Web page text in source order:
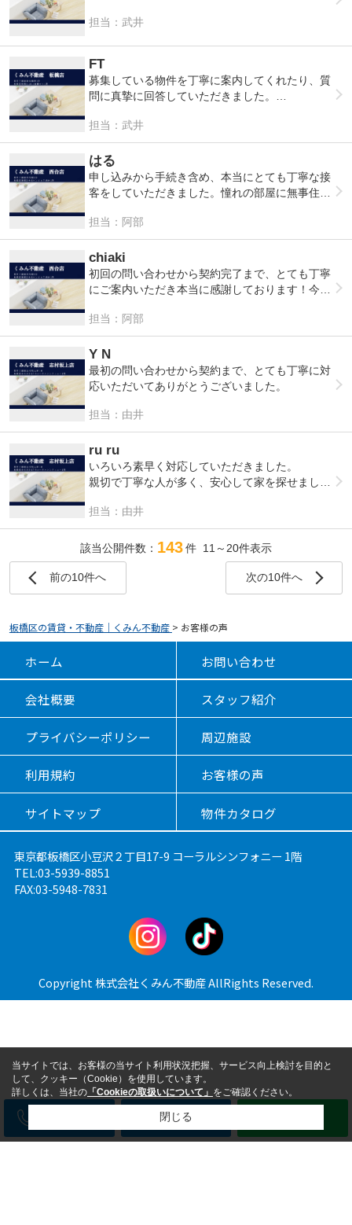
担当：武井
FT
募集している物件を丁寧に案内してくれたり、質
問に真摯に回答していただきました。
担当：武井
はる
申し込みから手続き含め、本当にとても丁寧な接
客をしていただきました。憧れの部屋に無事住む
変お世話になりました。美味しいラーメン屋等地
域情報も教えていただき、これからの生活が楽し
みです！
担当：阿部
chiaki
初回の問い合わせから契約完了まで、とても丁寧
にご案内いただき本当に感謝しております！今後
す。引き続きよろしくお願いいたします。
担当：阿部
Y N
最初の問い合わせから契約まで、とても丁寧に対
応いただいてありがとうございました。
担当：由井
ru ru
いろいろ素早く対応していただきました。
親切で丁寧な人が多く、安心して家を探せまし
担当：由井
該当公開件数： 143件 11～20件表示
前の10件へ 次の10件へ
板橋区の賃貸・不動産｜くみん不動産 > お客様の声
ホーム お問い合わせ
会社概要 スタッフ紹介
プライバシーポリシー 周辺施設
利用規約 お客様の声
サイトマップ 物件カタログ
東京都板橋区小豆沢２丁目17-9 コーラルシンフォニー 1階
TEL:03-5939-8851
FAX:03-5948-7831
Copyright 株式会社くみん不動産 AllRights Reserved.
メール
当サイトでは、お客様の当サイト利用状況把握、サービス向上検討を目的と
して、クッキー（Cookie）を使用しています。
詳しくは、当社の 「Cookieの取扱いについて」 をご確認ください。
閉じる